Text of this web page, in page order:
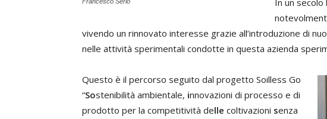
In un
vivendo un rinnovato interesse grazie all’introduzione di
nelle attività sperimentali condotte in questa azienda
Questo è il percorso seguito dal progetto Soilless Go
“Sostenibilità ambientale, innovazioni di processo e di
prodotto per la competitività delle coltivazioni senza